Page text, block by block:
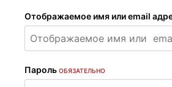
Отображаемое имя или email
Пароль ОБЯЗАТЕЛЬНО